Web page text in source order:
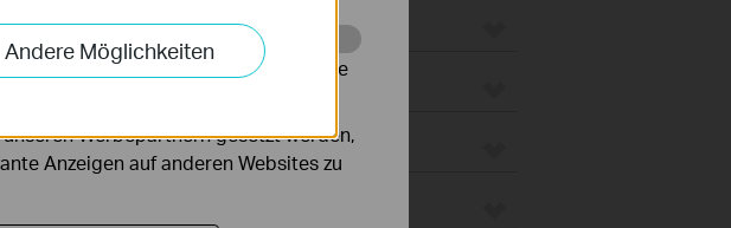
Saugroboter
Zubehör für Saugroboter
WiFi > Ceiling Mount
Andere Möglichkeiten
Website zu analysieren, um die
Werbepartnern gesetzt werden,
Anzeigen auf anderen Websites zu